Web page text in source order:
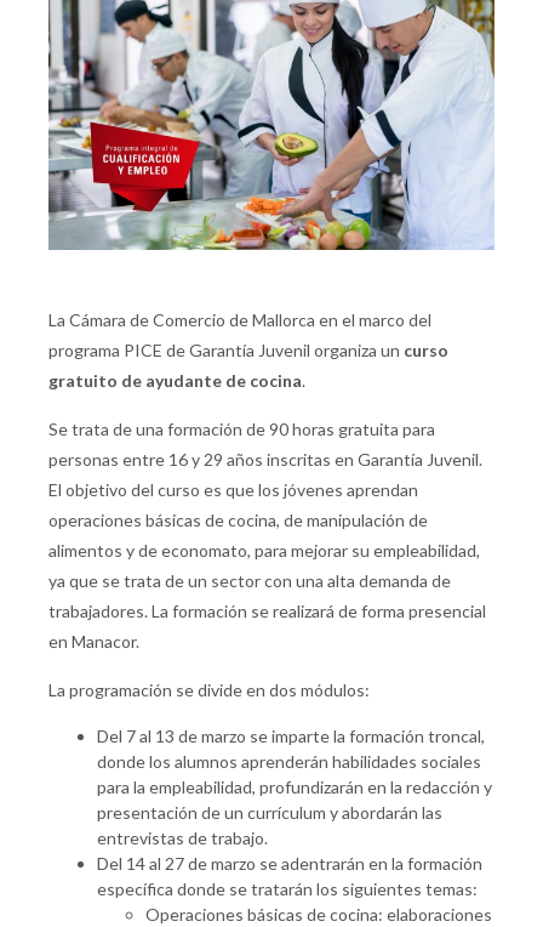
La Cámara de Comercio de Mallorca en el marco del
programa PICE de Garantía Juvenil organiza un curso
gratuito de ayudante de cocina.
Se trata de una formación de 90 horas gratuita para
personas entre 16 y 29 años inscritas en Garantía Juvenil.
El objetivo del curso es que los jóvenes aprendan
operaciones básicas de cocina, de manipulación de
alimentos y de economato, para mejorar su empleabilidad,
ya que se trata de un sector con una alta demanda de
trabajadores. La formación se realizará de forma presencial
en Manacor.
La programación se divide en dos módulos:
Del 7 al 13 de marzo se imparte la formación troncal,
donde los alumnos aprenderán habilidades sociales
para la empleabilidad, profundizarán en la redacción y
presentación de un currículum y abordarán las
entrevistas de trabajo.
Del 14 al 27 de marzo se adentrarán en la formación
específica donde se tratarán los siguientes temas:
Operaciones básicas de cocina: elaboraciones